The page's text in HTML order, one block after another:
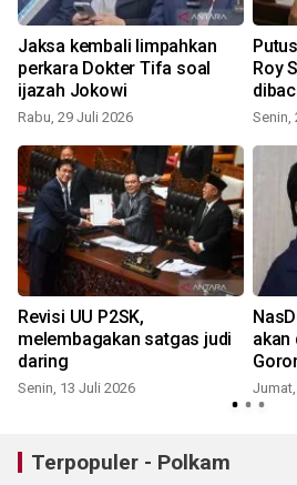
Jaksa kembali limpahkan
perkara Dokter Tifa soal
ijazah Jokowi
Rabu, 29 Juli 2026
Roy
Senin,
Revisi UU P2SK,
melembagakan satgas judi
daring
Senin, 13 Juli 2026
akan
Terpopuler - Polkam